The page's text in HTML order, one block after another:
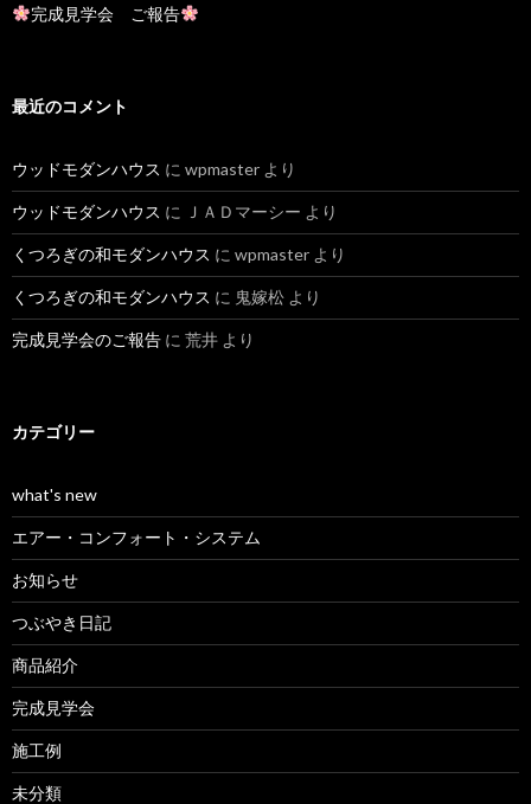
完成見学会 ご報告
最近のコメント
ウッドモダンハウス に wpmaster より
ウッドモダンハウス に ＪＡＤマーシー より
くつろぎの和モダンハウス に wpmaster より
くつろぎの和モダンハウス に 鬼嫁松 より
完成見学会のご報告 に 荒井 より
カテゴリー
what's new
エアー・コンフォート・システム
お知らせ
つぶやき日記
商品紹介
完成見学会
施工例
未分類